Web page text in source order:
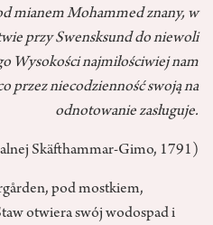
mianem Mohammed znany, w
przy Swensksund do niewoli
Wysokości najmiłościwiej nam
przez niecodzienność swoją na
odnotowanie zasługuje.
Skäfthammar-Gimo, 1791)
pod mostkiem,
otwiera swój wodospad i